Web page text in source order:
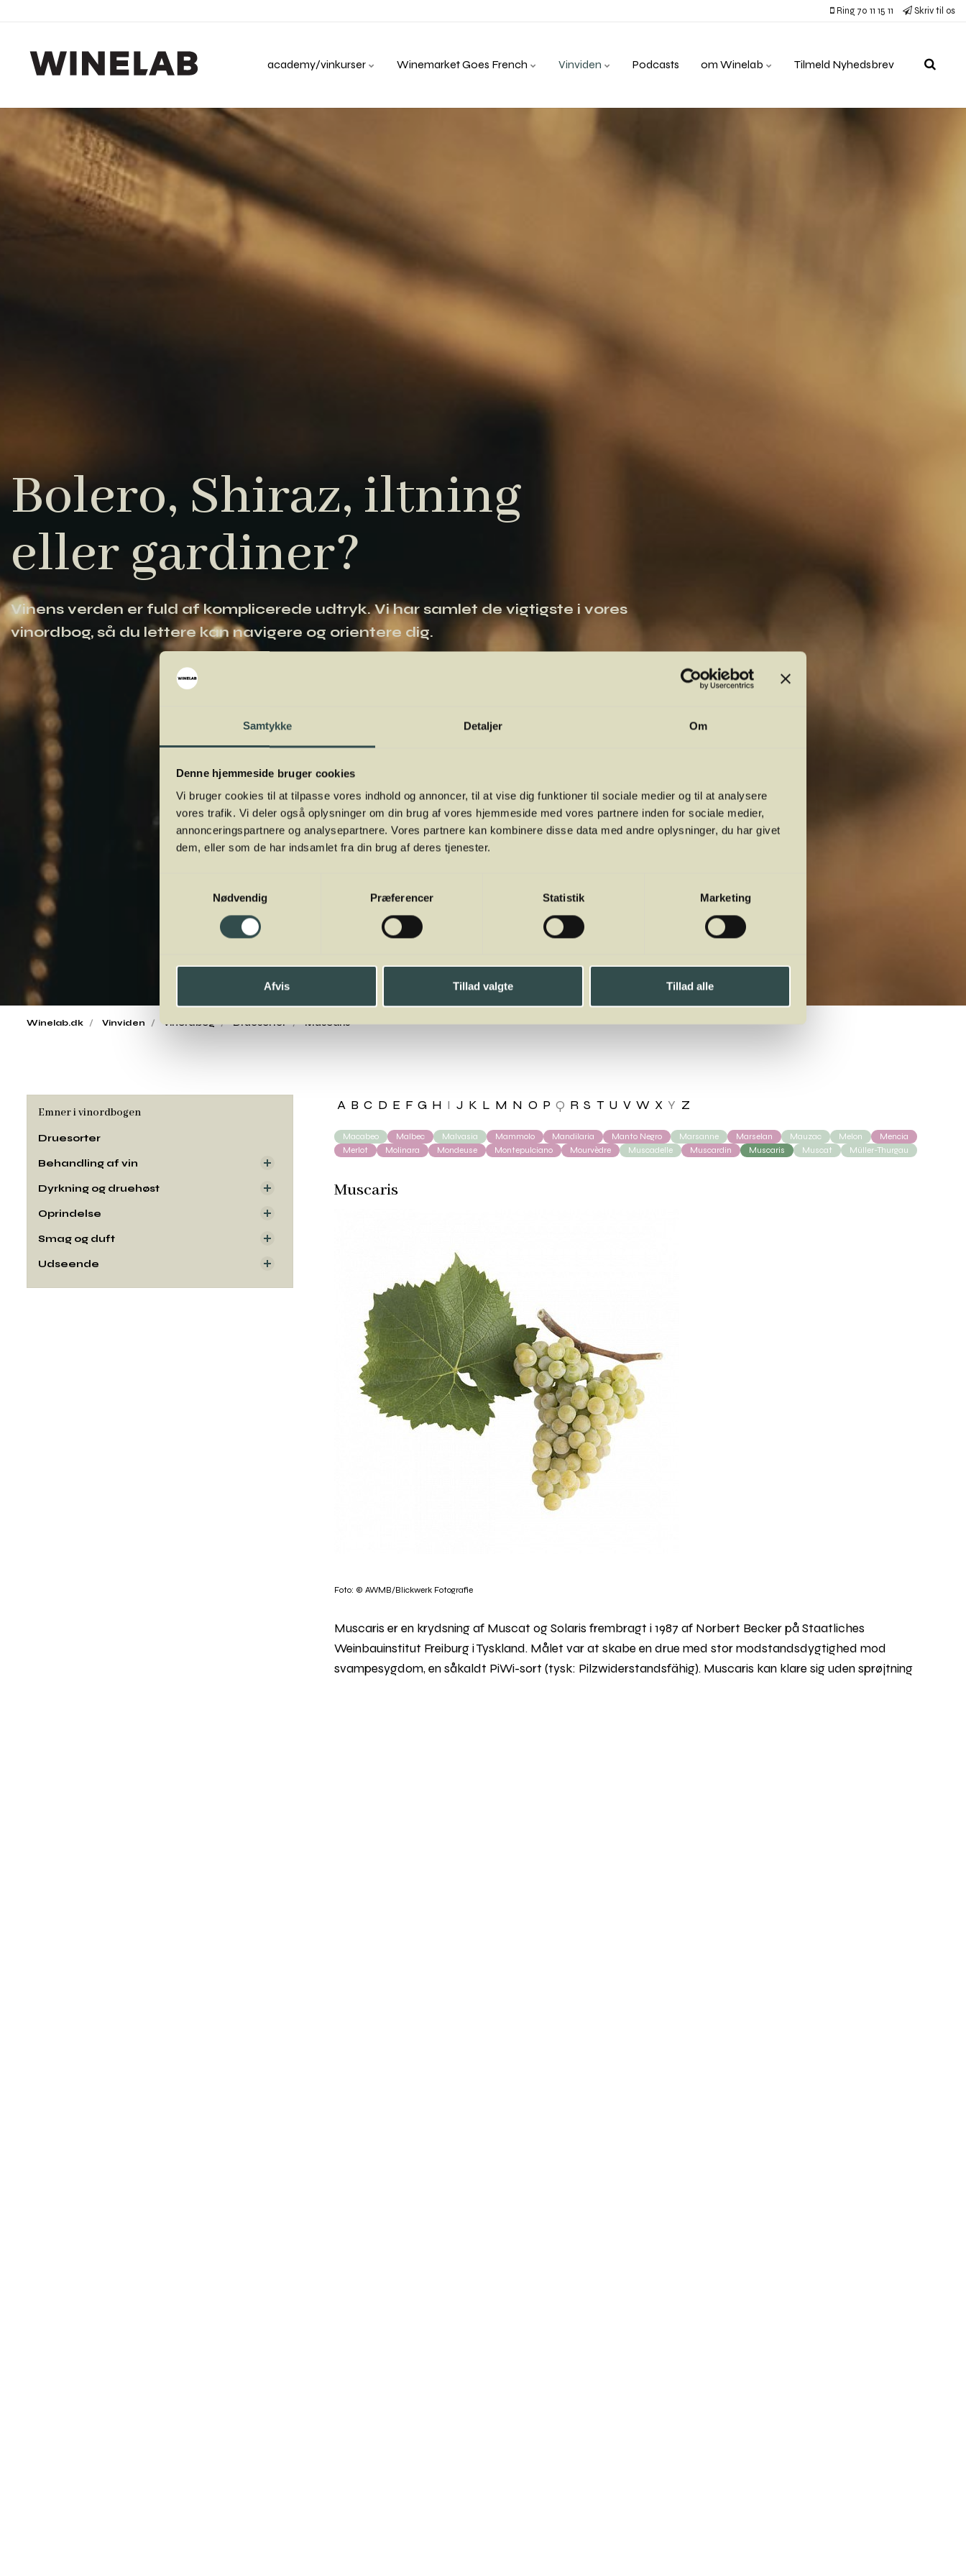
Samtykke Detaljer Om
Denne hjemmeside bruger cookies
Vi bruger cookies til at tilpasse vores indhold og annoncer, til at vise dig funktioner til sociale medier og til at analysere
vores trafik. Vi deler også oplysninger om din brug af vores hjemmeside med vores partnere inden for sociale medier,
annonceringspartnere og analysepartnere. Vores partnere kan kombinere disse data med andre oplysninger, du har givet
dem, eller som de har indsamlet fra din brug af deres tjenester.
Nødvendig
Præferencer Statistik Marketing
Afvis Tillad valgte Tillad alle
Ring 70 11 15 11 Skriv til os
academy/vinkurser Winemarket Goes French Vinviden Podcasts om Winelab Tilmeld Nyhedsbrev
Bolero, Shiraz, iltning
eller gardiner?
Vinens verden er fuld af komplicerede udtryk. Vi har samlet de vigtigste i vores
vinordbog, så du lettere kan navigere og orientere dig.
Winelab.dk Vinviden vinordbog Druesorter Muscaris
A B C D E F G H I J K L M N O P Q R S T U V W X Y Z
Macabeo Malbec Malvasia Mammolo Mandilaria Manto Negro Marsanne Marselan Mauzac Melon
Mencia
Merlot
Molinara Mondeuse Montepulciano Mourvèdre Muscadelle Muscardin Muscaris Muscat Müller-Thurgau
Muscaris
Foto: © AWMB/Blickwerk Fotografie
Muscaris er en krydsning af Muscat og Solaris frembragt i 1987 af Norbert Becker på Staatliches
Weinbauinstitut Freiburg i Tyskland. Målet var at skabe en drue med stor modstandsdygtighed mod
svampesygdom, en såkaldt PiWi-sort (tysk: Pilzwiderstandsfähig). Muscaris kan klare sig uden sprøjtning
Emner i vinordbogen
Druesorter
Behandling af vin
Dyrkning og druehøst
Oprindelse
Smag og duft
Udseende